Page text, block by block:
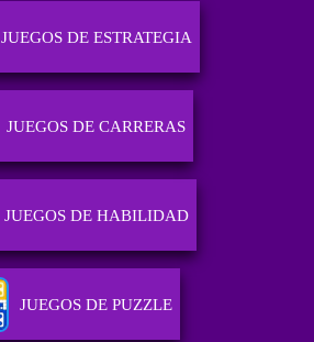
JUEGOS DE ESTRATEGIA
JUEGOS DE CARRERAS
JUEGOS DE HABILIDAD
JUEGOS DE PUZZLE